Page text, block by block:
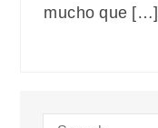
mucho que […]